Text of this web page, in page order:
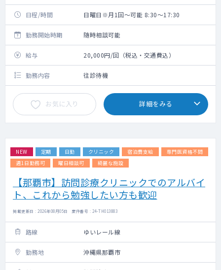
日程/時間 日曜日※月1回～可能 8:30～17:30
勤務開始時期 随時相談可能
給与 20,000円/回（税込・交通費込）
勤務内容 往診待機
お気に入り 詳細をみる
NEW 定期 日勤 クリニック 宿泊費支給
専門医資格不問
週1日勤務可
曜日相談可 綺麗な施設
【那覇市】訪問診療クリニックでのアルバイ
ト、これから勉強したい方も歓迎
掲載更新日 : 2026年08月05日 案件番号 : 24-TH013883
路線 ゆいレール線
勤務地 沖縄県那覇市